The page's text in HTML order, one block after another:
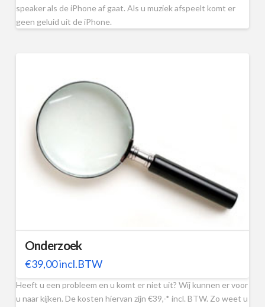
speaker als de iPhone af gaat. Als u muziek afspeelt komt er
geen geluid uit de iPhone.
Onderzoek
€39,00incl.BTW
Heeft u een probleem en u komt er niet uit? Wij kunnen er voor
u naar kijken. De kosten hiervan zijn €39,-* incl. BTW. Zo weet u